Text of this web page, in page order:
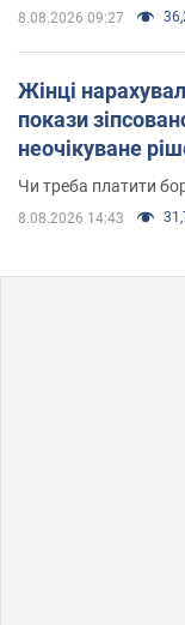
8.08.2026 09:27
Жінці
покази
неочікуване
Чи треба платити
8.08.2026 14:43